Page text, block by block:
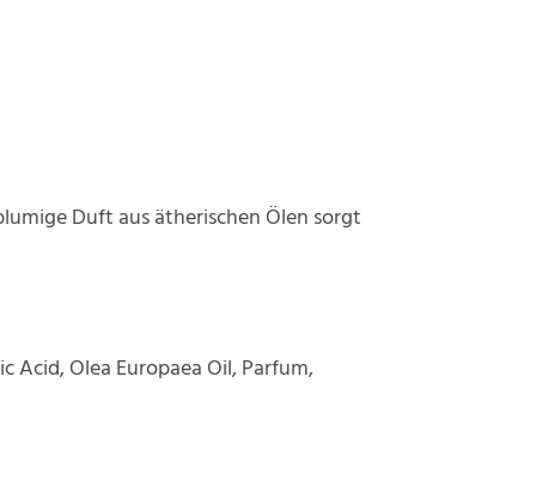
Duft aus ätherischen Ölen sorgt
Acid, Olea Europaea Oil, Parfum,